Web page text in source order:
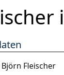
Björn Fleischer